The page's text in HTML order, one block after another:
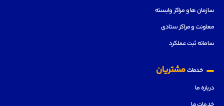
سازمان ها و مراکز وابسته
معاونت و مراکز ستادی
سامانه ثبت عملکرد
خدماتمشتریان
درباره ما